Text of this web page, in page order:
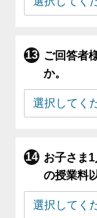
ご回答者
か。
お子さま
の授業料